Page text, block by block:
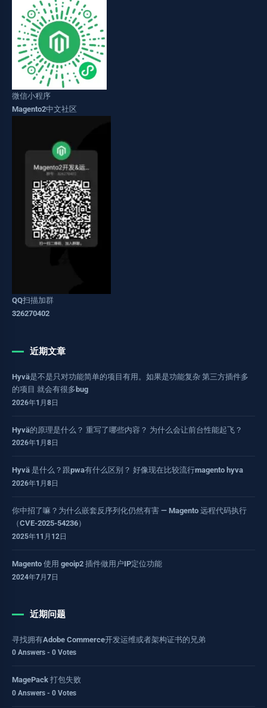
微信小程序
Magento2中文社区
QQ扫描加群
326270402
近期文章
Hyvä是不是只对功能简单的项目有用。如果是功能复杂 第三方插件多
的项目 就会有很多bug
2026年1月8日
Hyvä的原理是什么？ 重写了哪些内容？ 为什么会让前台性能起飞？
2026年1月8日
Hyvä 是什么？跟pwa有什么区别？ 好像现在比较流行magento hyva
2026年1月8日
你中招了嘛？为什么嵌套反序列化仍然有害 — Magento 远程代码执行
（CVE-2025-54236）
2025年11月12日
Magento 使用 geoip2 插件做用户IP定位功能
2024年7月7日
近期问题
寻找拥有Adobe Commerce开发运维或者架构证书的兄弟
0 Answers - 0 Votes
MagePack 打包失败
0 Answers - 0 Votes